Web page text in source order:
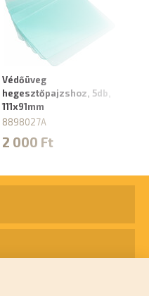
Védőüveg
hegesztőpajzshoz, 5db,
111x91mm
8898027A
2 000 Ft